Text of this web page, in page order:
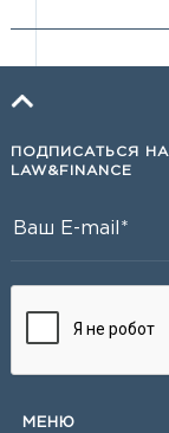
ПОДПИСАТЬСЯ
LAW&FINANCE
МЕНЮ